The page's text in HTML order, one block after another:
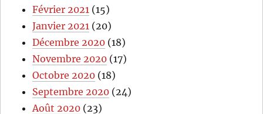
Février 2021 (15)
Janvier 2021 (20)
Décembre 2020 (18)
Novembre 2020 (17)
Octobre 2020 (18)
Septembre 2020 (24)
Août 2020 (23)